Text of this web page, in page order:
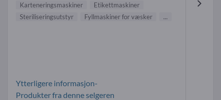
Karteneringsmaskiner
Etikettmaskiner
Steriliseringsutstyr
Fyllmaskiner for væsker ...
Ytterligere informasjon-
Produkter fra denne selgeren